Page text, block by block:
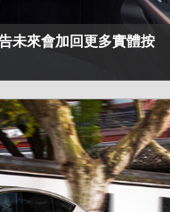
未來會加回更多實體按